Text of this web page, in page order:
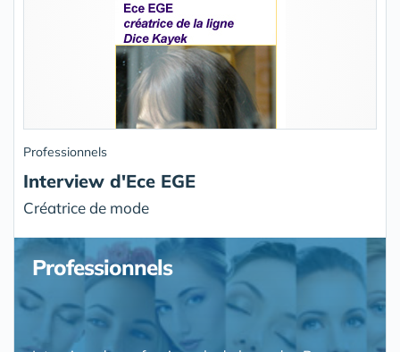
Professionnels
Interview d'Ece EGE
Créatrice de mode
Professionnels